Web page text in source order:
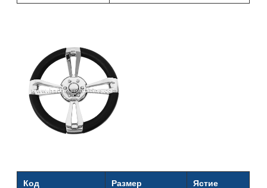
Код Размер Ястие